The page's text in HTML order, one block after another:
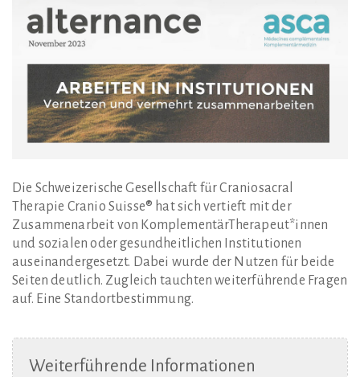
Die Schweizerische Gesellschaft für Craniosacral
Therapie Cranio Suisse® hat sich vertieft mit der
Zusammenarbeit von Komplemen­tärTherapeut*innen
und sozialen oder gesundheitlichen Institutionen
auseinandergesetzt. Dabei wurde der Nutzen für beide
Seiten deutlich. Zugleich tauchten weiterführende Fragen
auf. Eine Standortbestimmung.
Weiterführende Informationen